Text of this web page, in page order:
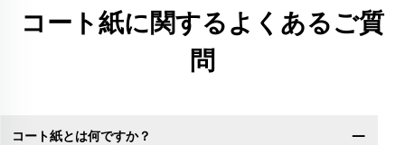
コート紙に関するよくあるご質
問
コート紙とは何ですか？